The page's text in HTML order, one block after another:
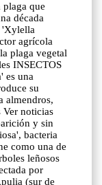
que
década
'Xylella
agrícola
plaga vegetal
INSECTOS
es una
su
almendros,
noticias
y sin
bacteria
como una de
leñosos
por
(sur de